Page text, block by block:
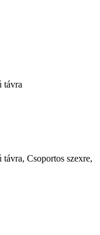
távra
Csoportos szexre,